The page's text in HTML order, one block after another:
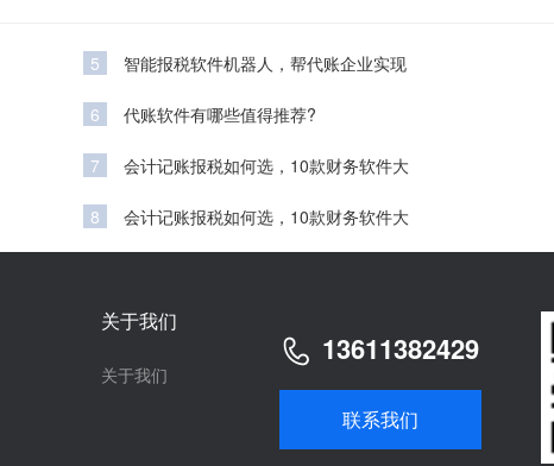
5 智能报税软件机器人，帮代账企业实现
6 代账软件有哪些值得推荐?
7 会计记账报税如何选，10款财务软件大
8 会计记账报税如何选，10款财务软件大
关于我们
关于我们
13611382429
联系我们